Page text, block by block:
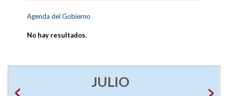
Agenda del Gobierno
No hay resultados.
JULIO